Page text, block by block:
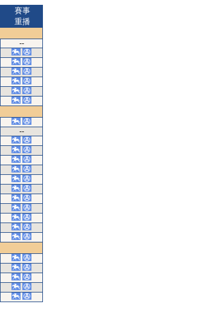
賽事
重播
--
--